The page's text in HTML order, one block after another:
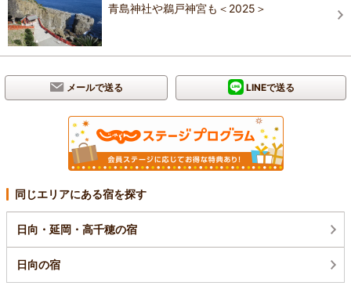
青島神社や鵜戸神宮も＜2025＞
メールで送る LINEで送る
同じエリアにある宿を探す
日向・延岡・高千穂の宿
日向の宿